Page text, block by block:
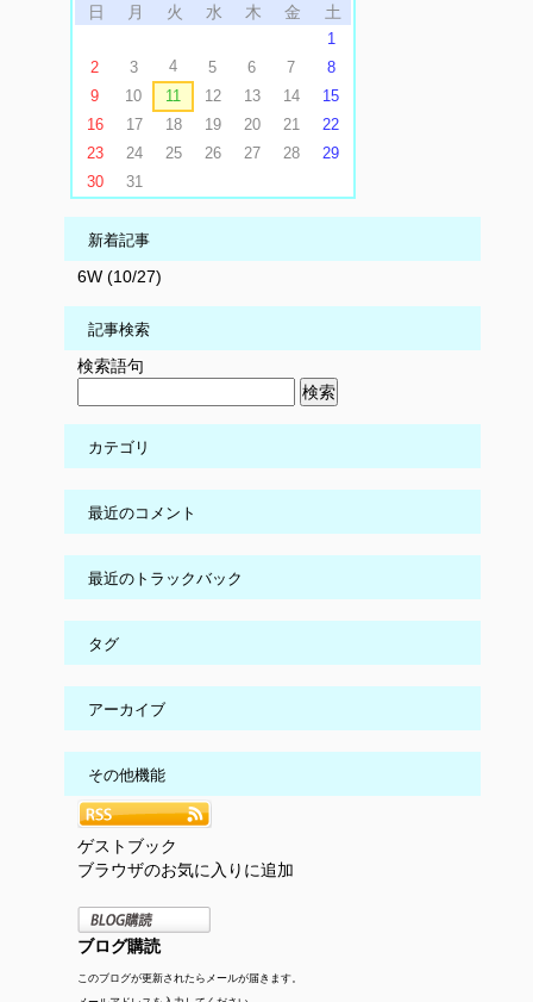
日
月 火 水 木 金 土
1
2
3 4 5 6 7
8
9
10 11 12 13 14
15
16
17 18 19 20 21
22
23
24 25 26 27 28
29
30
31
新着記事
6W (10/27)
記事検索
検索語句
カテゴリ
最近のコメント
最近のトラックバック
タグ
アーカイブ
その他機能
ゲストブック
ブラウザのお気に入りに追加
ブログ購読
このブログが更新されたらメールが届きます。